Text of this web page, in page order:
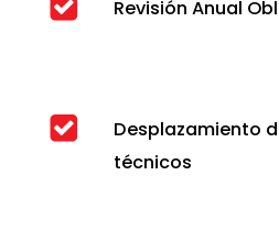
Revisión Anual
Desplazamiento
técnicos